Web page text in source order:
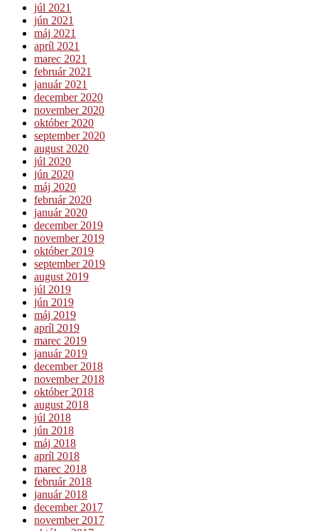
júl 2021
jún 2021
máj 2021
apríl 2021
marec 2021
február 2021
január 2021
december 2020
november 2020
október 2020
september 2020
august 2020
júl 2020
jún 2020
máj 2020
február 2020
január 2020
december 2019
november 2019
október 2019
september 2019
august 2019
júl 2019
jún 2019
máj 2019
apríl 2019
marec 2019
január 2019
december 2018
november 2018
október 2018
august 2018
júl 2018
jún 2018
máj 2018
apríl 2018
marec 2018
február 2018
január 2018
december 2017
november 2017